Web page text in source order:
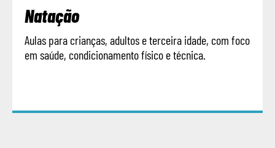
Natação
Aulas para crianças, adultos e terceira idade, com foco
em saúde, condicionamento físico e técnica.